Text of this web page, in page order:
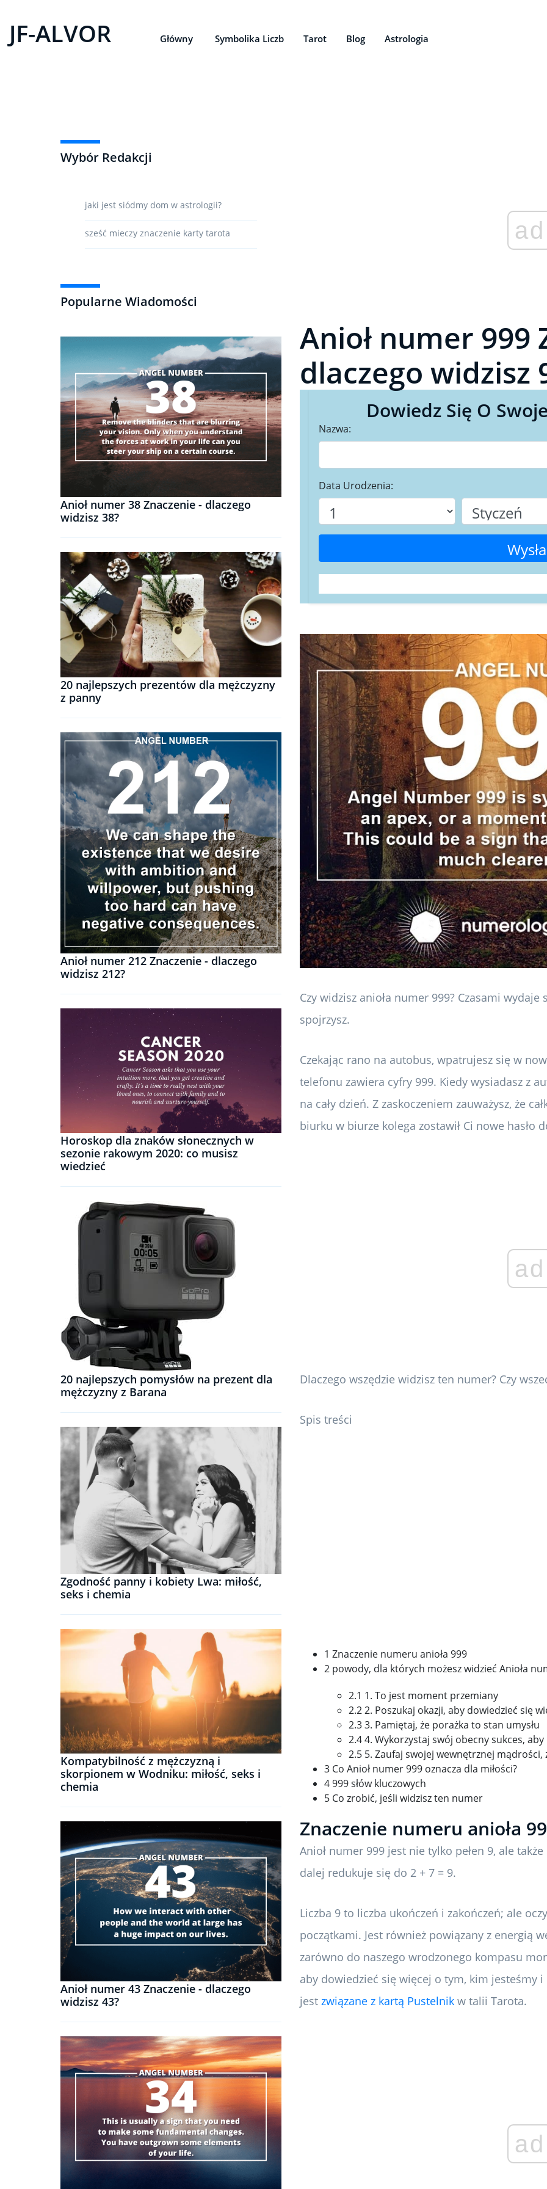
JF-ALVOR Główny Symbolika Liczb Tarot Blog Astrologia
Wybór Redakcji
jaki jest siódmy dom w astrologii?
sześć mieczy znaczenie karty tarota
Popularne Wiadomości
Anioł numer 38 Znaczenie - dlaczego
widzisz 38?
20 najlepszych prezentów dla mężczyzny
z panny
Anioł numer 212 Znaczenie - dlaczego
widzisz 212?
Horoskop dla znaków słonecznych w
sezonie rakowym 2020: co musisz
wiedzieć
20 najlepszych pomysłów na prezent dla
mężczyzny z Barana
Zgodność panny i kobiety Lwa: miłość,
seks i chemia
Kompatybilność z mężczyzną i
skorpionem w Wodniku: miłość, seks i
chemia
Anioł numer 43 Znaczenie - dlaczego
widzisz 43?
ad
Anioł numer 999
dlaczego widzisz
Dowiedz Się O
Nazwa:
Data Urodzenia:
Czy widzisz anioła numer 999? Czasami
spojrzysz.
Czekając rano na autobus, wpatrujesz się w
telefonu zawiera cyfry 999. Kiedy wysiadasz z
na cały dzień. Z zaskoczeniem zauważysz, że
biurku w biurze kolega zostawił Ci nowe hasło
ad
Dlaczego wszędzie widzisz ten numer? Czy
Spis treści
1 Znaczenie numeru anioła 999
2 powody, dla których możesz widzieć Anioła
2.1 1. To jest moment przemiany
2.2 2. Poszukaj okazji, aby dowiedzieć się
2.3 3. Pamiętaj, że porażka to stan umysłu
2.4 4. Wykorzystaj swój obecny sukces,
2.5 5. Zaufaj swojej wewnętrznej mądrości,
3 Co Anioł numer 999 oznacza dla miłości?
4 999 słów kluczowych
5 Co zrobić, jeśli widzisz ten numer
Znaczenie numeru anioła
Anioł numer 999 jest nie tylko pełen 9, ale
dalej redukuje się do 2 + 7 = 9.
Liczba 9 to liczba ukończeń i zakończeń; ale
początkami. Jest również powiązany z energią
zarówno do naszego wrodzonego kompasu
aby dowiedzieć się więcej o tym, kim jesteśmy
jest związane z kartą Pustelnik w talii Tarota.
ad